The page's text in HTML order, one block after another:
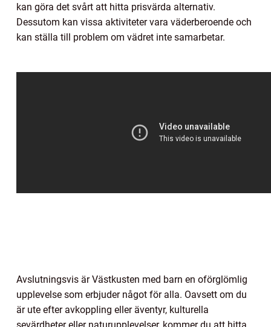
kan göra det svårt att hitta prisvärda alternativ.
Dessutom kan vissa aktiviteter vara väderberoende och
kan ställa till problem om vädret inte samarbetar.
Avslutningsvis är Västkusten med barn en oförglömlig
upplevelse som erbjuder något för alla. Oavsett om du
är ute efter avkoppling eller äventyr, kulturella